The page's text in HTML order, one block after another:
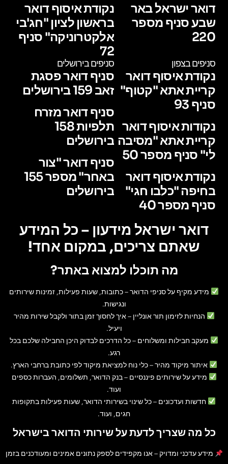
דואר ישראל באר
שבע סניף מספר
220
נקודת איסוף דואר
בראשון לציון "חג'בי
אלקטרוניקה" סניף
72
סניפים בצפון
נקודת איסוף דואר
קריית אתא "קטוף"
סניף 93
נקודות איסוף דואר
קריית אתא "מסיבה
לי" סניף מספר 50
נקודת איסוף דואר
בחיפה "כלבו חגי"
סניף מספר 40
סניפים בירושלים
סניף דואר פסגת
זאב 159 בירושלים
סניף דואר מזרח
תלפיות 158
בירושלים
סניף דואר "צור
באחר" מספר 155
בירושלים
דואר ישראל מידעון – כל המידע
שאתם צריכים, במקום אחד!
מה תוכלו למצוא באתר?
מידע מקיף על סניפי הדואר– כתובות, שעות פעילות, זמינות שירותים
ונגישות.
הנחיות לזימון תור אונליין – איך לחסוך זמן בתור ולקבל שירות מהיר
ויעיל.
מעקב חבילות ומשלוחים – כל הדרכים לבדוק היכן החבילה שלכם בכל
רגע.
איתור מיקוד מהיר– כלי נוח למציאת מיקוד לפי כתובת ברחבי הארץ.
מידע על שירותים פיננסיים – בנק הדואר, תשלומים, העברות כספים
ועוד.
חדשות ועדכונים – כל שינוי בשירותי הדואר, שעות פעילות בתקופות
חגים, ועוד.
כל מה שצריך לדעת על שירותי הדואר בישראל
מידע עדכני ומדויק– אנו מקפידים לספק נתונים אמינים ומעודכנים בזמן